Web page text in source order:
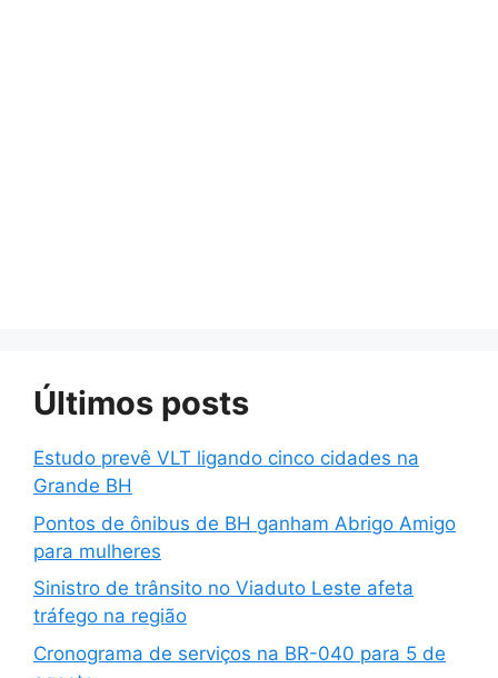
Últimos posts
Estudo prevê VLT ligando cinco cidades na
Grande BH
Pontos de ônibus de BH ganham Abrigo Amigo
para mulheres
Sinistro de trânsito no Viaduto Leste afeta
tráfego na região
Cronograma de serviços na BR-040 para 5 de